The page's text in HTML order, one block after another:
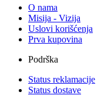
O nama
Misija - Vizija
Uslovi korišćenja
Prva kupovina
Podrška
Status reklamacije
Status dostave